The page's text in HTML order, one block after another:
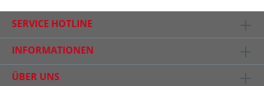
SERVICE HOTLINE
INFORMATIONEN
ÜBER UNS